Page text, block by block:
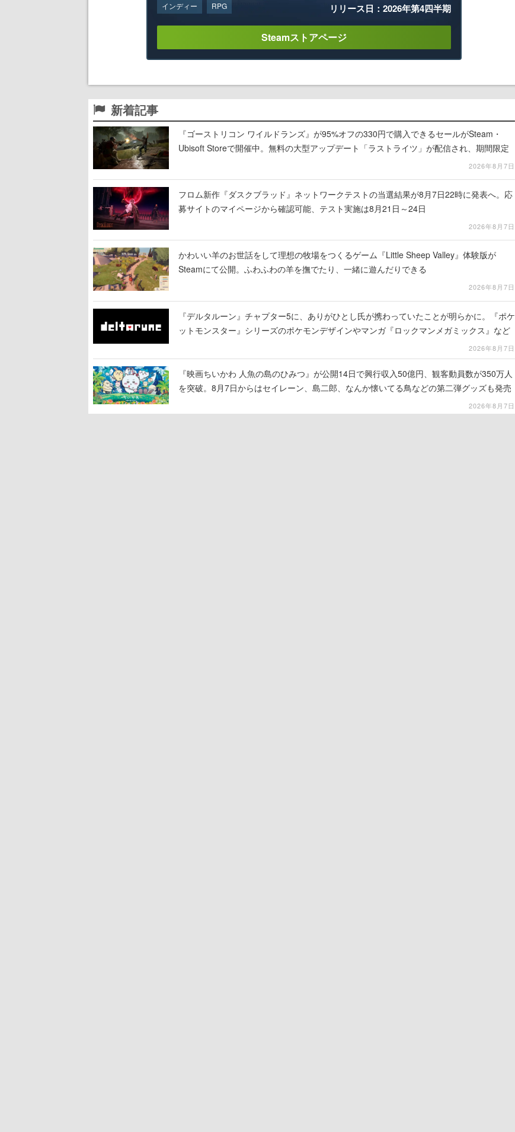
インディー RPG リリース日：2026年第4四半期
Steamストアページ
新着記事
『ゴーストリコン ワイルドランズ』が95%オフの330円で購入できるセールがSteam・
Ubisoft Storeで開催中。無料の大型アップデート「ラストライツ」が配信され、期間限定
2026年8月7日
フロム新作『ダスクブラッド』ネットワークテストの当選結果が8月7日22時に発表へ。応
募サイトのマイページから確認可能、テスト実施は8月21日～24日
2026年8月7日
かわいい羊のお世話をして理想の牧場をつくるゲーム『Little Sheep Valley』体験版が
Steamにて公開。ふわふわの羊を撫でたり、一緒に遊んだりできる
2026年8月7日
『デルタルーン』チャプター5に、ありがひとし氏が携わっていたことが明らかに。『ポケ
ットモンスター』シリーズのポケモンデザインやマンガ『ロックマンメガミックス』など
2026年8月7日
『映画ちいかわ 人魚の島のひみつ』が公開14日で興行収入50億円、観客動員数が350万人
を突破。8月7日からはセイレーン、島二郎、なんか懐いてる鳥などの第二弾グッズも発売
2026年8月7日